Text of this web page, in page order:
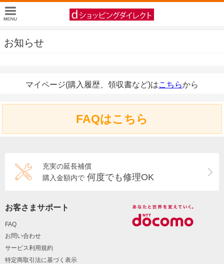
お知らせ
マイページ(購入履歴、領収書など)はこちらから
FAQはこちら
充実の延長補償
購入金額内で 何度でも修理OK
お客さまサポート
FAQ
お問い合わせ
サービス利用規約
特定商取引法に基づく表示